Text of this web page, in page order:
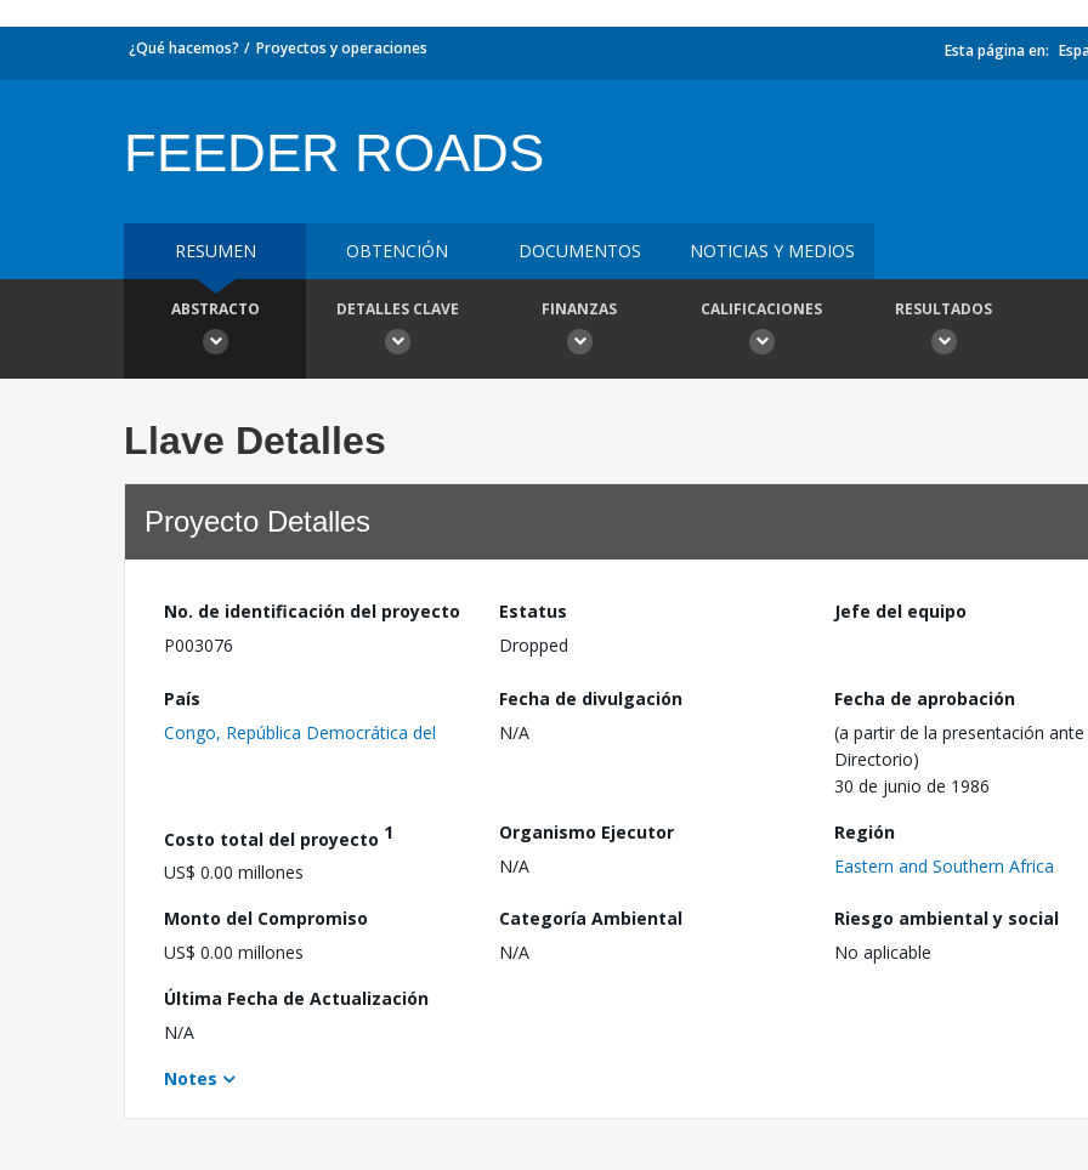
¿Qué hacemos? Proyectos y operaciones Esta página en:
FEEDER ROADS
RESUMEN OBTENCIÓN DOCUMENTOS NOTICIAS Y MEDIOS
ABSTRACTO DETALLES CLAVE FINANZAS CALIFICACIONES RESULTADOS
Llave Detalles
Proyecto Detalles
No. de identificación del proyecto
P003076
Estatus
Dropped
Jefe del equipo
País
Congo, República Democrática del
Fecha de divulgación
N/A
Fecha de aprobación
(a partir de la presentación ante
Directorio)
30 de junio de 1986
Costo total del proyecto 1
US$ 0.00 millones
Organismo Ejecutor
N/A
Región
Eastern and Southern Africa
Monto del Compromiso
US$ 0.00 millones
Categoría Ambiental
N/A
Riesgo ambiental y social
No aplicable
Última Fecha de Actualización
N/A
Notes